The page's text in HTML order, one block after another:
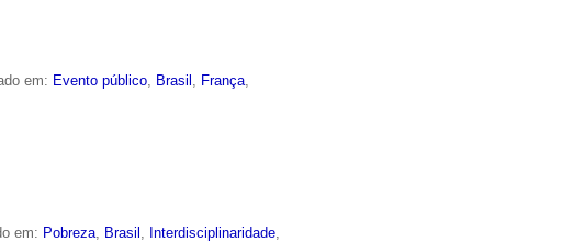
em: Evento público, Brasil , França,
em: Pobreza Brasil Interdisciplinaridade